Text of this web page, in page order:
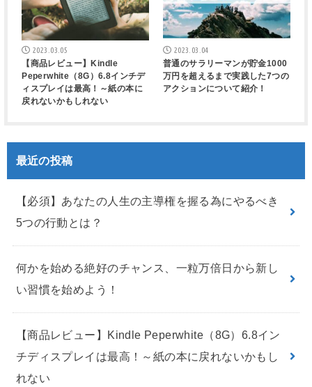
2023.03.05
【商品レビュー】Kindle
Peperwhite（8G）6.8インチデ
ィスプレイは最高！～紙の本に
戻れないかもしれない
2023.03.04
普通のサラリーマンが貯金1000
万円を超えるまで実践した7つの
アクションについて紹介！
最近の投稿
【必須】あなたの人生の主導権を握る為にやるべき
5つの行動とは？
何かを始める絶好のチャンス、一粒万倍日から新し
い習慣を始めよう！
【商品レビュー】Kindle Peperwhite（8G）6.8イン
チディスプレイは最高！～紙の本に戻れないかもし
れない